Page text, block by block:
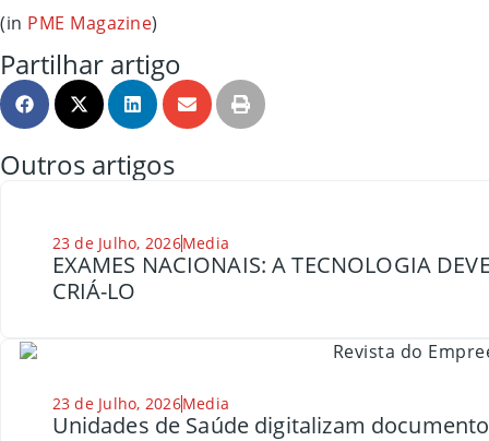
(in PME Magazine)
Partilhar artigo
Outros artigos
23 de Julho, 2026Media
EXAMES NACIONAIS: A TECNOLOGIA
CRIÁ-LO
23 de Julho, 2026Media
Unidades de Saúde digitalizam